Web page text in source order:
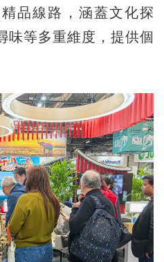
品線路，涵蓋文化探
味等多重維度，提供個